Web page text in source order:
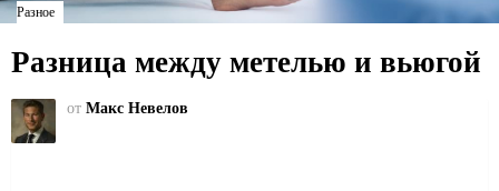
Разное
Разница между метелью и вьюгой
от Макс Невелов